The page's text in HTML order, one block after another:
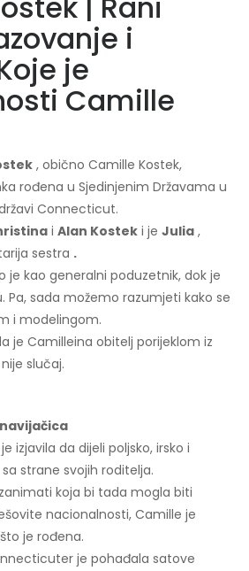
i
je
Camille
, obično Camille Kostek,
rođena u Sjedinjenim Državama u
Connecticut.
i Alan Kostek i je Julia ,
sestra .
je kao generalni poduzetnik, dok je
Pa, sada možemo razumjeti kako se
i modelingom.
je Camilleina obitelj porijeklom iz
slučaj.
izjavila da dijeli poljsko, irsko i
strane svojih roditelja.
koja bi tada mogla biti
nacionalnosti, Camille je
je rođena.
je pohađala satove